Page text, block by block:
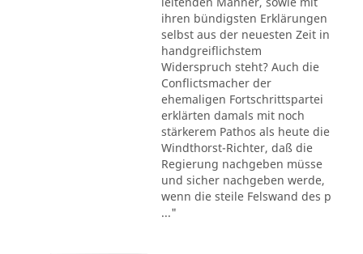
ihren bündigsten Erklärungen
selbst aus der neuesten Zeit in
handgreiflichstem
Widerspruch steht? Auch die
Conflictsmacher der
ehemaligen Fortschrittspartei
erklärten damals mit noch
stärkerem Pathos als heute die
Windthorst-Richter, daß die
Regierung nachgeben müsse
und sicher nachgeben werde,
wenn die steile Felswand des p
..."